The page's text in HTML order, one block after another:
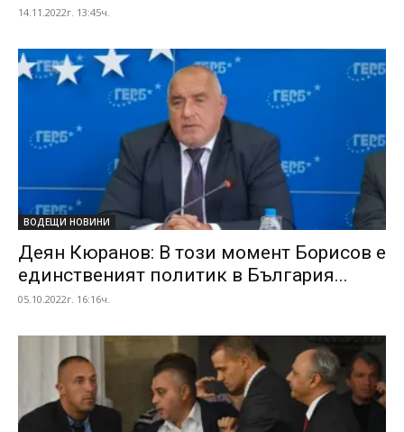
14.11.2022г. 13:45ч.
ВОДЕЩИ НОВИНИ
Деян Кюранов: В този момент Борисов е
единственият политик в България...
05.10.2022г. 16:16ч.